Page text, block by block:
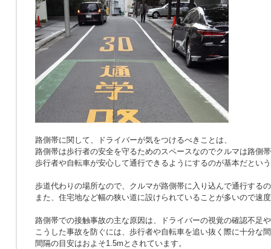
路側帯に関して、ドライバーが気をつけるべきことは、
路側帯は歩行者の安全を守るためのスペースなのでクルマは路側
歩行者や自転車が安心して通行できるようにするのが基本だとい
歩道代わりの場所なので、クルマが路側帯に入り込んで通行する
また、住宅地など幅の狭い道に設けられていることが多いので速
路側帯での接触事故の主な原因は、ドライバーの視覚の確認不足
こうした事故を防ぐには、歩行者や自転車を追い抜く際に十分な
間隔の目安はおよそ1.5mとされています。